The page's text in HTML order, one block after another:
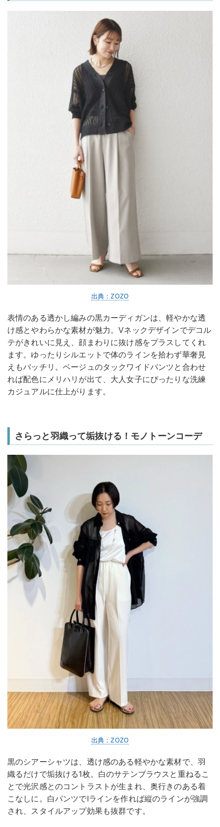
出典：ZOZO
表情のある透かし編みの黒カーディガンは、軽やかな透
け感とやわらかな素材が魅力。Vネックデザインでデコル
テがきれいに見え、顔まわりに抜け感をプラスしてくれ
ます。ゆったりシルエットで体のラインを拾わず華奢見
えもバッチリ。ベージュのタックワイドパンツと合わせ
れば配色にメリハリが出て、大人女子にぴったりな洗練
カジュアルに仕上がります。
さらっと羽織って垢抜ける！モノトーンコーデ
出典：ZOZO
黒のシアーシャツは、透け感のある軽やかな素材で、羽
織るだけで垢抜ける1枚。白のサテンブラウスと重ねるこ
とで光沢感とのコントラストが生まれ、奥行きのある着
こなしに。白パンツでIラインを作れば縦のラインが強調
され、スタイルアップ効果も抜群です。